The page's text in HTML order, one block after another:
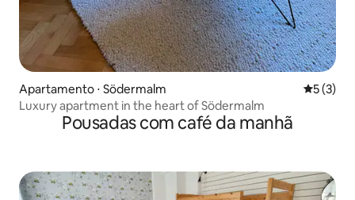
Apartamento ⋅ Södermalm 5 de
5 (3)
Luxury apartment in the heart of Södermalm
Pousadas com café da manhã